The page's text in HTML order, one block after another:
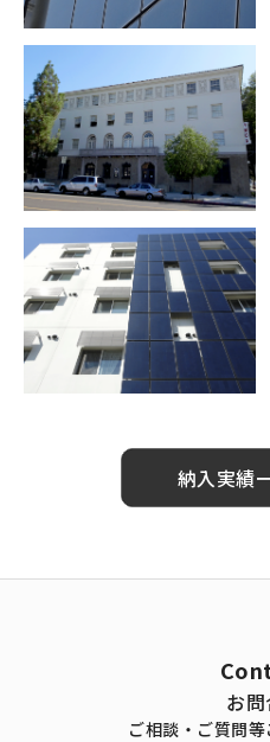
納入実績
お
ご相談・ご質問等